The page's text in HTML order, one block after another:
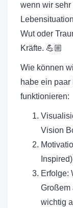
wenn wir
Wut oder
Kräfte. 💪🏼
Wie können
habe ein
funktionieren:
Vision
Inspired)
Erfolge:
Großem
wichtig